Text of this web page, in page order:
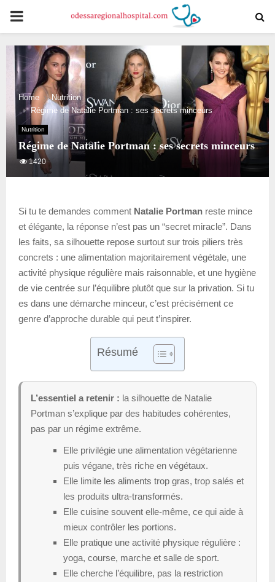
PRIMARY
MENU
Home
Nutrition
Régime de Natalie Portman : ses secrets minceurs
Nutrition
Régime de Natalie Portman : ses secrets minceurs
1420
Si tu te demandes comment Natalie Portman reste mince
et élégante, la réponse n’est pas un “secret miracle”. Dans
les faits, sa silhouette repose surtout sur trois piliers très
concrets : une alimentation majoritairement végétale, une
activité physique régulière mais raisonnable, et une hygiène
de vie centrée sur l’équilibre plutôt que sur la privation. Si tu
es dans une démarche minceur, c’est précisément ce
genre d’approche durable qui peut t’inspirer.
Résumé
L’essentiel a retenir : la silhouette de Natalie
Portman s’explique par des habitudes cohérentes,
pas par un régime extrême.
Elle privilégie une alimentation végétarienne
puis végane, très riche en végétaux.
Elle limite les aliments trop gras, trop salés et
les produits ultra-transformés.
Elle cuisine souvent elle-même, ce qui aide à
mieux contrôler les portions.
Elle pratique une activité physique régulière :
yoga, course, marche et salle de sport.
Elle cherche l’équilibre, pas la restriction